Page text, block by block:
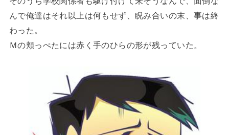
んで俺達はそれ以上は何もせず、睨み合いの末、事は終
わった。
Ｍの頬っぺたには赤く手のひらの形が残っていた。